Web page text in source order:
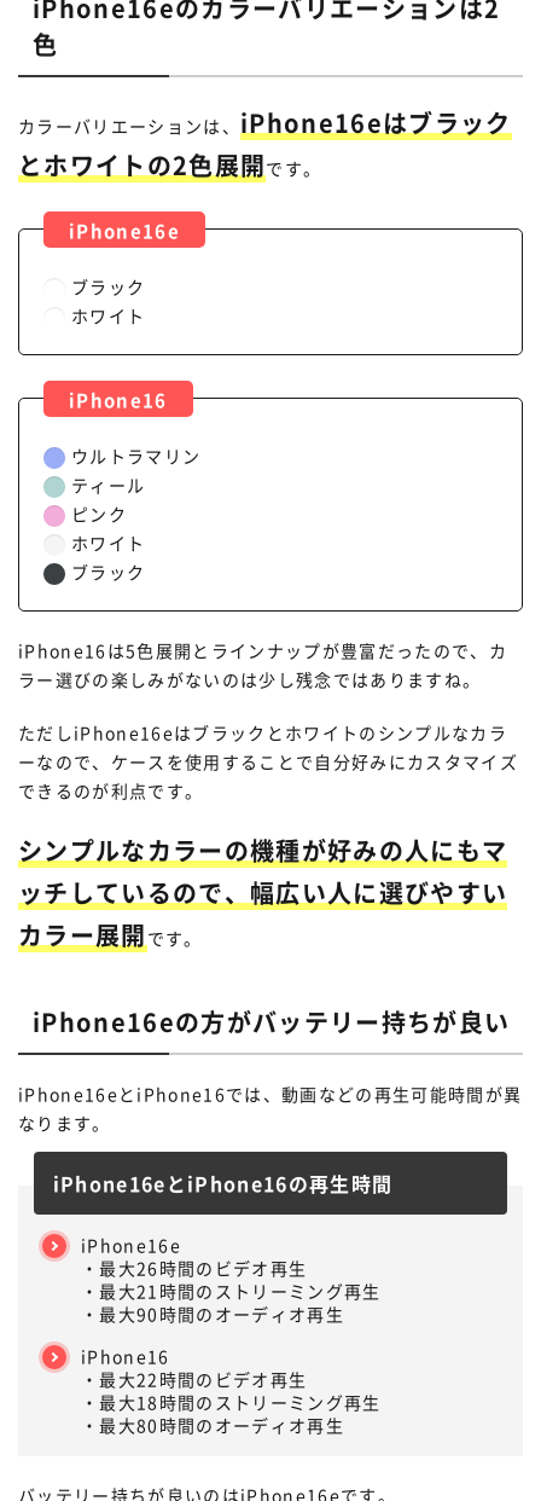
iPhone16eのカラーバリエーションは2
色
カラーバリエーションは、 iPhone16eはブラック
とホワイトの2色展開です。
ブラック
ホワイト
ウルトラマリン
ティール
ピンク
ホワイト
ブラック
iPhone16は5色展開とラインナップが豊富だったので、カ
ラー選びの楽しみがないのは少し残念ではありますね。
ただしiPhone16eはブラックとホワイトのシンプルなカラ
ーなので、ケースを使用することで自分好みにカスタマイズ
できるのが利点です。
シンプルなカラーの機種が好みの人にもマ
ッチしているので、幅広い人に選びやすい
カラー展開 です。
iPhone16eの方がバッテリー持ちが良い
iPhone16eとiPhone16では、動画などの再生可能時間が異
なります。
iPhone16eとiPhone16の再生時間
iPhone16e
・最大26時間のビデオ再生
・最大21時間のストリーミング再生
・最大90時間のオーディオ再生
iPhone16
・最大22時間のビデオ再生
・最大18時間のストリーミング再生
・最大80時間のオーディオ再生
バッテリー持ちが良いのはiPhone16eです。